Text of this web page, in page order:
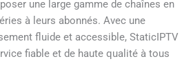
une large gamme de chaînes en
à leurs abonnés. Avec une
fluide et accessible, StaticIPTV
fiable et de haute qualité à tous